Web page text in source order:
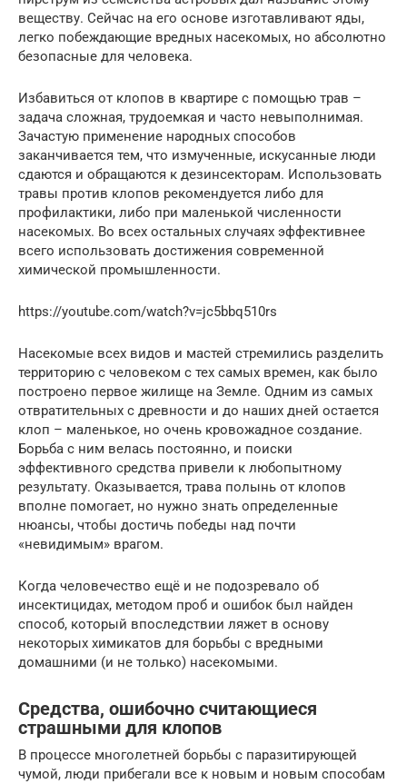
веществу. Сейчас на его основе изготавливают яды,
легко побеждающие вредных насекомых, но абсолютно
безопасные для человека.
Избавиться от клопов в квартире с помощью трав –
задача сложная, трудоемкая и часто невыполнимая.
Зачастую применение народных способов
заканчивается тем, что измученные, искусанные люди
сдаются и обращаются к дезинсекторам. Использовать
травы против клопов рекомендуется либо для
профилактики, либо при маленькой численности
насекомых. Во всех остальных случаях эффективнее
всего использовать достижения современной
химической промышленности.
https://youtube.com/watch?v=jc5bbq510rs
Насекомые всех видов и мастей стремились разделить
территорию с человеком с тех самых времен, как было
построено первое жилище на Земле. Одним из самых
отвратительных с древности и до наших дней остается
клоп – маленькое, но очень кровожадное создание.
Борьба с ним велась постоянно, и поиски
эффективного средства привели к любопытному
результату. Оказывается, трава полынь от клопов
вполне помогает, но нужно знать определенные
нюансы, чтобы достичь победы над почти
«невидимым» врагом.
Когда человечество ещё и не подозревало об
инсектицидах, методом проб и ошибок был найден
способ, который впоследствии ляжет в основу
некоторых химикатов для борьбы с вредными
домашними (и не только) насекомыми.
Средства, ошибочно считающиеся
страшными для клопов
В процессе многолетней борьбы с паразитирующей
чумой, люди прибегали все к новым и новым способам